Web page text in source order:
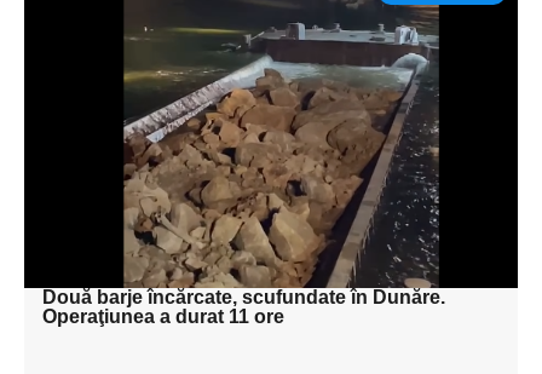
Adaugă aici textul pentru
subtitluAdaugă aici
textul pentru
subtitluAdaugă aici
textul pentru
subtitluAdaugă aici
textul pentru subti
Două barje încărcate, scufundate în Dunăre.
Operaţiunea a durat 11 ore